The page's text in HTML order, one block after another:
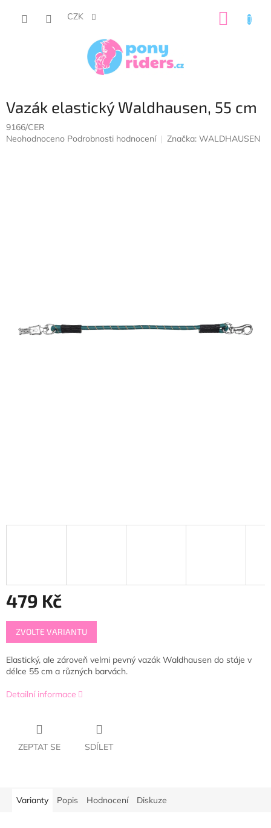
CZK
Vazák elastický Waldhausen, 55 cm
9166/CER
Průměrné
Neohodnoceno Podrobnosti hodnocení Značka: WALDHAUSEN
479 Kč
Měrná
cena:
ZVOLTE VARIANTU
Elastický, ale zároveň velmi pevný vazák Waldhausen do stáje v
délce 55 cm a různých barvách.
Detailní informace
ZEPTAT SE SDÍLET
Varianty Popis Hodnocení Diskuze